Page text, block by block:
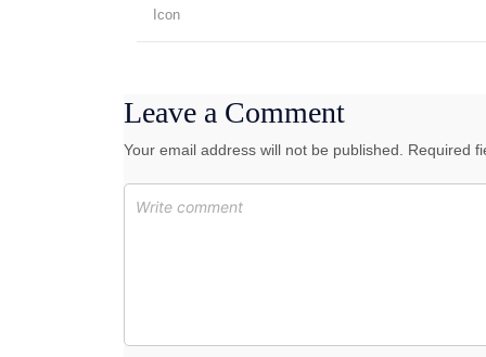
Leave a Comment
Your email address will not be published. Required